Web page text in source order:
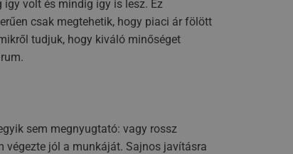
volt és mindig így is lesz. Ez
csak megtehetik, hogy piaci ár fölött
tudjuk, hogy kiváló minőséget
sem megnyugtató: vagy rossz
végezte jól a munkáját. Sajnos javításra